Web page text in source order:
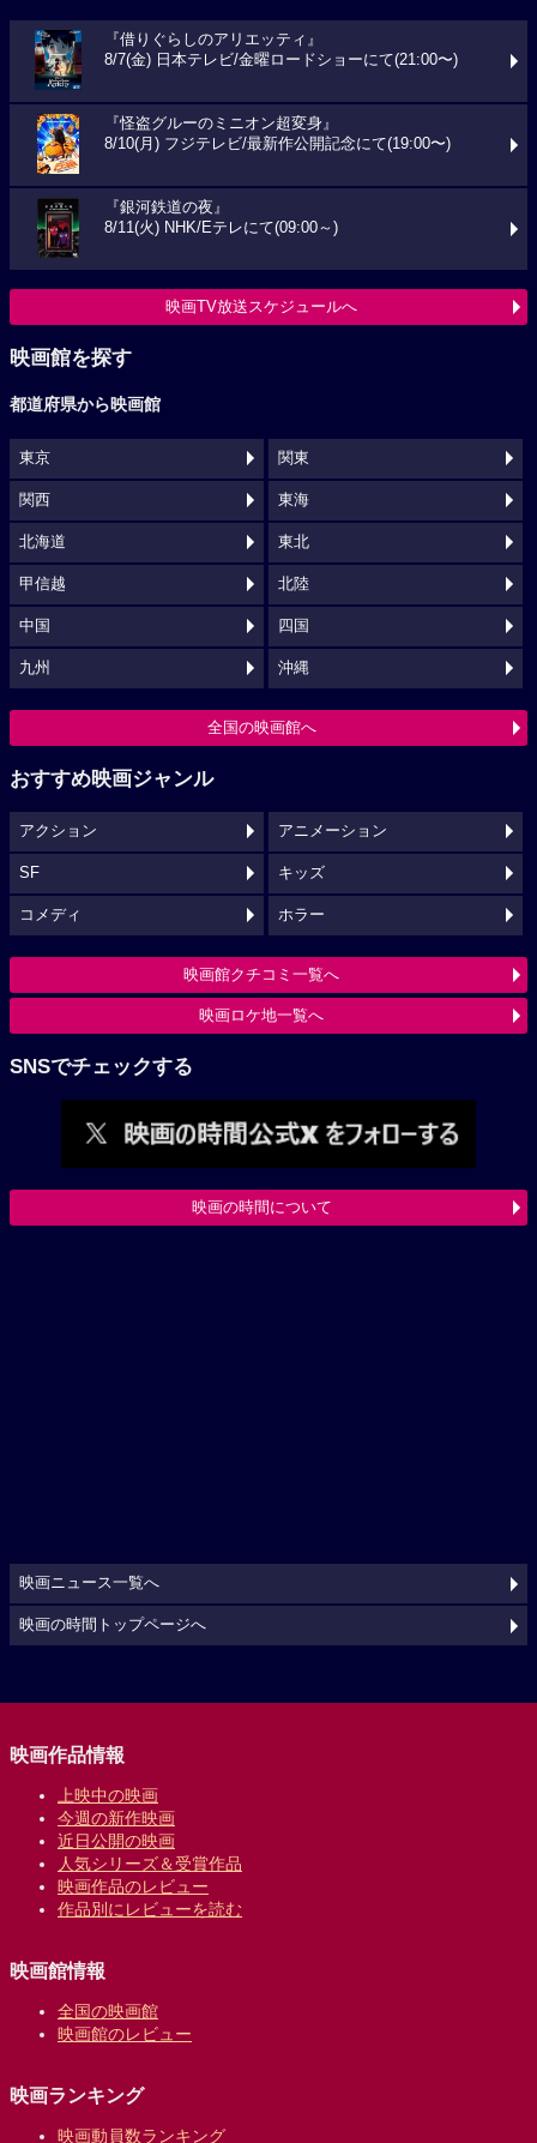
『借りぐらしのアリエッティ』
8/7(金) 日本テレビ/金曜ロードショーにて(21:00〜)
『怪盗グルーのミニオン超変身』
8/10(月) フジテレビ/最新作公開記念にて(19:00〜)
『銀河鉄道の夜』
8/11(火) NHK/Eテレにて(09:00～)
映画TV放送スケジュールへ
映画館を探す
都道府県から映画館
東京 関東
関西 東海
北海道 東北
甲信越 北陸
中国 四国
九州 沖縄
全国の映画館へ
おすすめ映画ジャンル
アクション アニメーション
SF キッズ
コメディ ホラー
映画館クチコミ一覧へ
映画ロケ地一覧へ
SNSでチェックする
映画の時間について
映画ニュース一覧へ
映画の時間トップページへ
映画作品情報
上映中の映画
今週の新作映画
近日公開の映画
人気シリーズ＆受賞作品
映画作品のレビュー
作品別にレビューを読む
映画館情報
全国の映画館
映画館のレビュー
映画ランキング
映画動員数ランキング